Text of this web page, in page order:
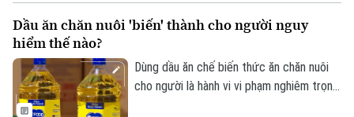
Dầu ăn chăn nuôi 'biến' thành cho người nguy
hiểm thế nào?
Dùng dầu ăn chế biến thức ăn chăn nuôi
cho người là hành vi vi phạm nghiêm trọng